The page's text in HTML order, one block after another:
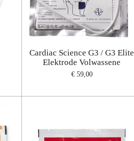
Cardiac Science G3 / G3 Elite
Elektrode Volwassene
€ 59,00